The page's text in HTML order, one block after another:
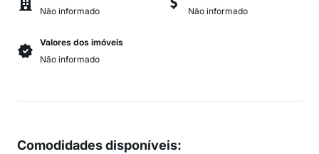
Não informado
Não informado
Valores dos imóveis
Não informado
Comodidades disponíveis: